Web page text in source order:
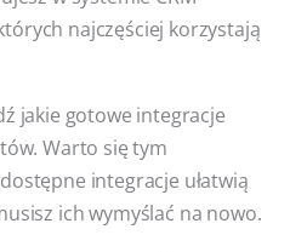
najczęściej korzystają
jakie gotowe integracje
Warto się tym
integracje ułatwią
ich wymyślać na nowo.